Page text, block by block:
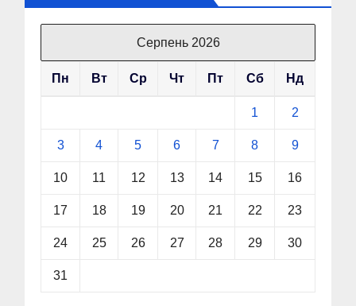
Серпень 2026
Пн Вт Ср Чт Пт Сб Нд
1 2
3 4 5 6 7 8 9
10 11 12 13 14 15 16
17 18 19 20 21 22 23
24 25 26 27 28 29 30
31